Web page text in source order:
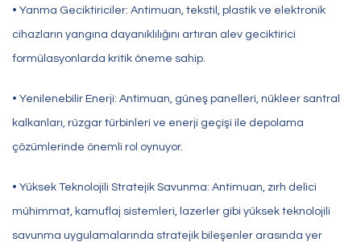
• Yanma Geciktiriciler: Antimuan, tekstil, plastik ve elektronik
cihazların yangına dayanıklılığını artıran alev geciktirici
formülasyonlarda kritik öneme sahip.
• Yenilenebilir Enerji: Antimuan, güneş panelleri, nükleer santral
kalkanları, rüzgar türbinleri ve enerji geçişi ile depolama
çözümlerinde önemli rol oynuyor.
• Yüksek Teknolojili Stratejik Savunma: Antimuan, zırh delici
mühimmat, kamuflaj sistemleri, lazerler gibi yüksek teknolojili
savunma uygulamalarında stratejik bileşenler arasında yer